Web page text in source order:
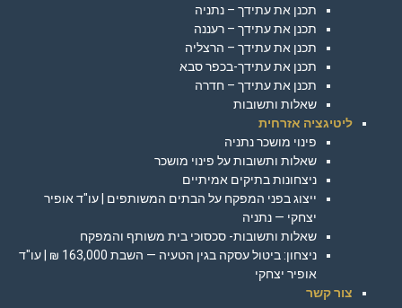
תכנן את עתידך – נתניה
תכנן את עתידך – רעננה
תכנן את עתידך – הרצליה
תכנן את עתידך-בכפר סבא
תכנן את עתידך – חדרה
שאלות ותשובות
ליטיגציה אזרחית
פינוי מושכר נתניה
שאלות ותשובות על פינוי מושכר
ניצחונות בתיקים אמיתיים
ייצוג בפני המפקח על הבתים המשותפים | עו"ד אופיר
יצחקי — נתניה
שאלות ותשובות- סכסוכי בית משותף והמפקח
ניצחון: ביטול עסקה בגין הטעיה — השבת 163,000 ₪ | עו"ד
אופיר יצחקי
צור קשר